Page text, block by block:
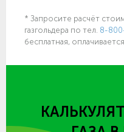
* Запросите расчёт
газгольдера по тел. 8-
бесплатная,